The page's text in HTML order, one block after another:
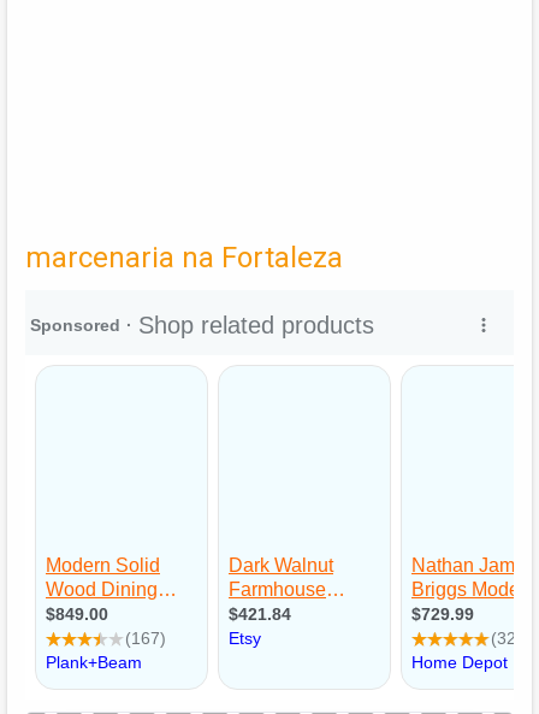
marcenaria na Fortaleza